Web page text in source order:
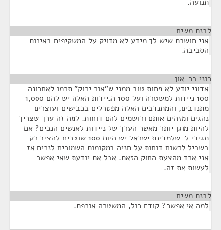
תנועה.
לבנת משיח
אני חושבת שיש לך מידע לא מדויק על המשקיפים באיכות
הסביבה.
רוני בר-און
אדוני יודע לא פחות טוב ממני ש"אור ירוק" תרמו לאחרונה
100 ניידות למשטרה ועל 100 הניידות האלה יש להם 1,000
מתנדבים, והמתנדבים האלה מפטרלים בכבישים ועוצרים
נהגים ומזהים אותם ורושמים להם דוחות. למה זה ערך שצריך
להיות מוגן יותר מאשר הערך של ניידות לאנשים הנכים? אם
תגידי לי שלמדינת ישראל יש היום 100 שוטרים להציב רק
בשביל לרשום דוחות על חניה במקומות השמורים לנכים אז
אני ארד מהצעת החוק הזאת. אבל את יודעת שאי אפשר
לעשות את זה.
לבנת משיח
למה אי אפשר? קודם כול, המשטרה אוכפת.